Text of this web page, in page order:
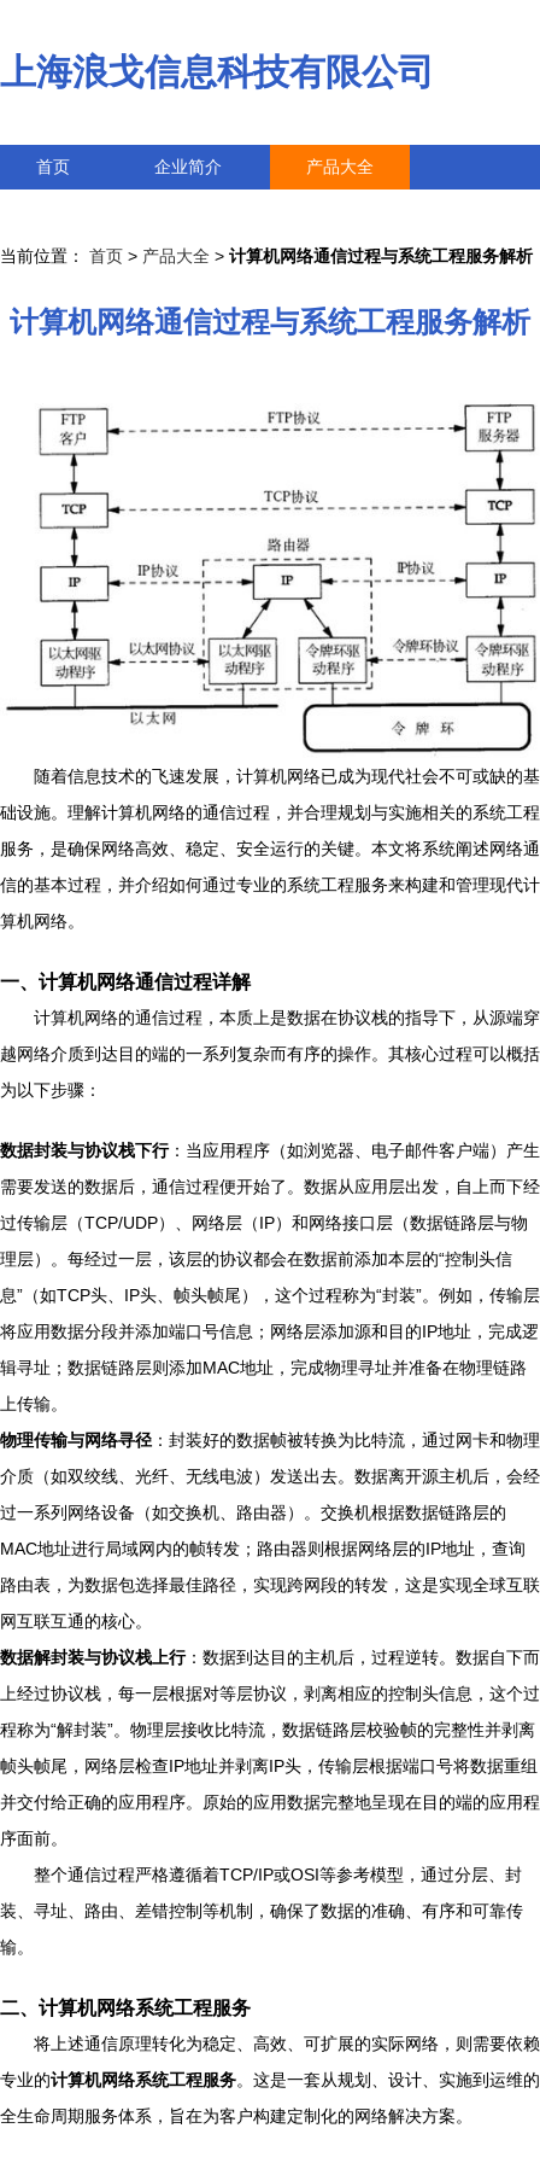
上海浪戈信息科技有限公司
首页 企业简介 产品大全
当前位置： 首页 > 产品大全 > 计算机网络通信过程与系统工程服务解析
计算机网络通信过程与系统工程服务解析
随着信息技术的飞速发展，计算机网络已成为现代社会不可或缺的基
础设施。理解计算机网络的通信过程，并合理规划与实施相关的系统工程
服务，是确保网络高效、稳定、安全运行的关键。本文将系统阐述网络通
信的基本过程，并介绍如何通过专业的系统工程服务来构建和管理现代计
算机网络。
一、计算机网络通信过程详解
计算机网络的通信过程，本质上是数据在协议栈的指导下，从源端穿
越网络介质到达目的端的一系列复杂而有序的操作。其核心过程可以概括
为以下步骤：
数据封装与协议栈下行：当应用程序（如浏览器、电子邮件客户端）产生
需要发送的数据后，通信过程便开始了。数据从应用层出发，自上而下经
过传输层（TCP/UDP）、网络层（IP）和网络接口层（数据链路层与物
理层）。每经过一层，该层的协议都会在数据前添加本层的“控制头信
息”（如TCP头、IP头、帧头帧尾），这个过程称为“封装”。例如，传输层
将应用数据分段并添加端口号信息；网络层添加源和目的IP地址，完成逻
辑寻址；数据链路层则添加MAC地址，完成物理寻址并准备在物理链路
上传输。
物理传输与网络寻径 ：封装好的数据帧被转换为比特流，通过网卡和物理
介质（如双绞线、光纤、无线电波）发送出去。数据离开源主机后，会经
过一系列网络设备（如交换机、路由器）。交换机根据数据链路层的
MAC地址进行局域网内的帧转发；路由器则根据网络层的IP地址，查询
路由表，为数据包选择最佳路径，实现跨网段的转发，这是实现全球互联
网互联互通的核心。
数据解封装与协议栈上行：数据到达目的主机后，过程逆转。数据自下而
上经过协议栈，每一层根据对等层协议，剥离相应的控制头信息，这个过
程称为“解封装”。物理层接收比特流，数据链路层校验帧的完整性并剥离
帧头帧尾，网络层检查IP地址并剥离IP头，传输层根据端口号将数据重组
并交付给正确的应用程序。原始的应用数据完整地呈现在目的端的应用程
序面前。
整个通信过程严格遵循着TCP/IP或OSI等参考模型，通过分层、封
装、寻址、路由、差错控制等机制，确保了数据的准确、有序和可靠传
输。
二、计算机网络系统工程服务
将上述通信原理转化为稳定、高效、可扩展的实际网络，则需要依赖
专业的计算机网络系统工程服务。这是一套从规划、设计、实施到运维的
全生命周期服务体系，旨在为客户构建定制化的网络解决方案。